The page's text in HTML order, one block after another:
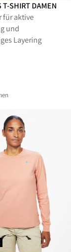
T-SHIRT DAMEN
für aktive
und
Layering
EUR, reduziert von